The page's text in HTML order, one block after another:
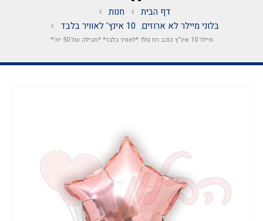
דף הבית
חנות
בלוני מיילר לא ארוזים, 10 אינץ' לאוויר בלבד
מיילר 10 אינ"ץ כוכב רוז גולד *לאוויר בלבד* *חבילה של 50 יח'*